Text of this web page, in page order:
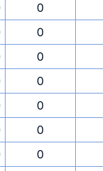
0
0
0
0
0
0
0